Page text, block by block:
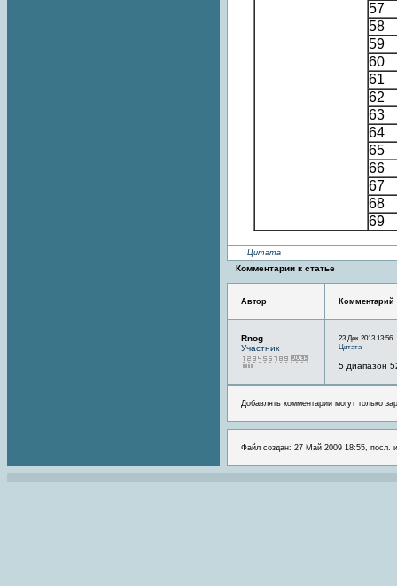
57
58
59
60
61
62
63
64
65
66
67
68
69
Цитата
Комментарии к статье
Автор Комментарий
Rnog
Участник
23 Дек 2013 13:56
Цитата
5 диапазон
Добавлять комментарии могут только
Файл создан: 27 Май 2009 18:55, посл.